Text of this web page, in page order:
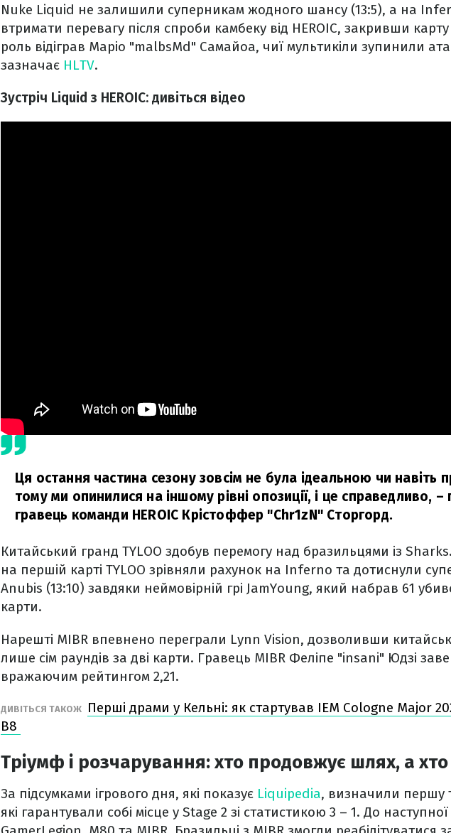
Nuke Liquid не залишили суперникам жодного шансу (13:5), а на
втримати перевагу після спроби камбеку від HEROIC, закривши
роль відіграв Маріо "malbsMd" Самайоа, чиї мультикіли зупинили
зазначає HLTV.
Зустріч Liquid з HEROIC: дивіться відео
Ця остання частина сезону зовсім не була ідеальною чи навіть
тому ми опинилися на іншому рівні опозиції, і це справедливо, –
гравець команди HEROIC Крістоффер "Chr1zN" Сторгорд.
Китайський гранд TYLOO здобув перемогу над бразильцями із
на першій карті TYLOO зрівняли рахунок на Inferno та дотиснули
Anubis (13:10) завдяки неймовірній грі JamYoung, який набрав 61
карти.
Нарешті MIBR впевнено переграли Lynn Vision, дозволивши
лише сім раундів за дві карти. Гравець MIBR Феліпе "insani" Юдзі
вражаючим рейтингом 2,21.
ДИВІТЬСЯ ТАКОЖ
Перші драми у Кельні: як стартував IEM Cologne Major
B8
Тріумф і розчарування: хто продовжує шлях, а
За підсумками ігрового дня, які показує Liquipedia, визначили першу
які гарантували собі місце у Stage 2 зі статистикою 3 – 1. До